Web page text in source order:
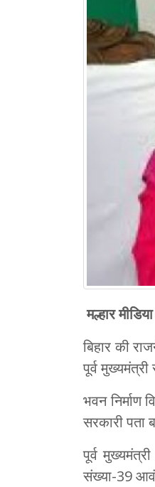
मल्हार
बिहार की
पूर्व
भवन निर्माण
सरकारी पता
पूर्व
संख्या-39